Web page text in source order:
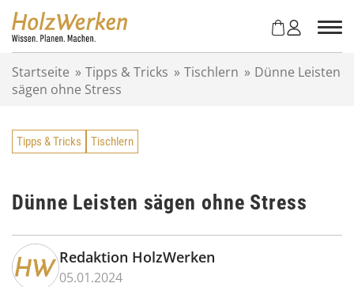
Startseite » Tipps & Tricks » Tischlern » Dünne Leisten
sägen ohne Stress
Tipps & Tricks Tischlern
Dünne Leisten sägen ohne Stress
Redaktion HolzWerken
05.01.2024